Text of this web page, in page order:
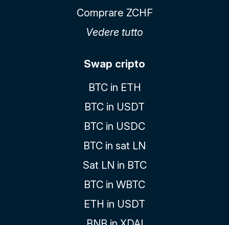
Comprare ZCHF
Vedere tutto
Swap cripto
BTC in ETH
BTC in USDT
BTC in USDC
BTC in sat LN
Sat LN in BTC
BTC in WBTC
ETH in USDT